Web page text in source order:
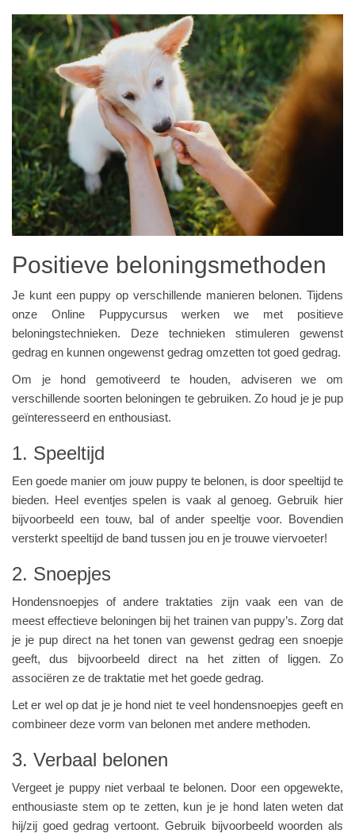
Positieve beloningsmethoden
Je kunt een puppy op verschillende manieren belonen. Tijdens
onze Online Puppycursus werken we met positieve
beloningstechnieken. Deze technieken stimuleren gewenst
gedrag en kunnen ongewenst gedrag omzetten tot goed gedrag.
Om je hond gemotiveerd te houden, adviseren we om
verschillende soorten beloningen te gebruiken. Zo houd je je pup
geïnteresseerd en enthousiast.
1. Speeltijd
Een goede manier om jouw puppy te belonen, is door speeltijd te
bieden. Heel eventjes spelen is vaak al genoeg. Gebruik hier
bijvoorbeeld een touw, bal of ander speeltje voor. Bovendien
versterkt speeltijd de band tussen jou en je trouwe viervoeter!
2. Snoepjes
Hondensnoepjes of andere traktaties zijn vaak een van de
meest effectieve beloningen bij het trainen van puppy’s. Zorg dat
je je pup direct na het tonen van gewenst gedrag een snoepje
geeft, dus bijvoorbeeld direct na het zitten of liggen. Zo
associëren ze de traktatie met het goede gedrag.
Let er wel op dat je je hond niet te veel hondensnoepjes geeft en
combineer deze vorm van belonen met andere methoden.
3. Verbaal belonen
Vergeet je puppy niet verbaal te belonen. Door een opgewekte,
enthousiaste stem op te zetten, kun je je hond laten weten dat
hij/zij goed gedrag vertoont. Gebruik bijvoorbeeld woorden als